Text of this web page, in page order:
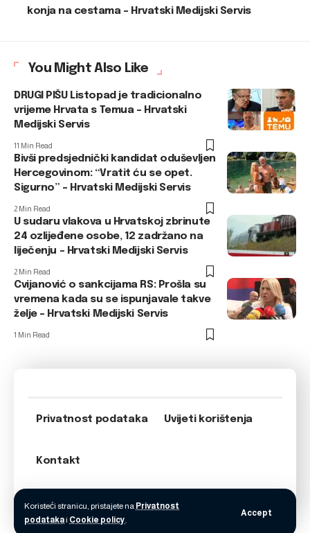
Koristeći stranicu, pristajete na Privatnost
podatakai Cookie policy.
Accept
konja na cestama – Hrvatski Medijski Servis
You Might Also Like
DRUGI PIŠU Listopad je tradicionalno
vrijeme Hrvata s Temua – Hrvatski
Medijski Servis
11 Min Read
Bivši predsjednički kandidat oduševljen
Hercegovinom: “Vratit ću se opet.
Sigurno” – Hrvatski Medijski Servis
2 Min Read
U sudaru vlakova u Hrvatskoj zbrinute
24 ozlijeđene osobe, 12 zadržano na
liječenju – Hrvatski Medijski Servis
2 Min Read
Cvijanović o sankcijama RS: Prošla su
vremena kada su se ispunjavale takve
želje – Hrvatski Medijski Servis
1 Min Read
Privatnost podataka Uvijeti korištenja
Kontakt